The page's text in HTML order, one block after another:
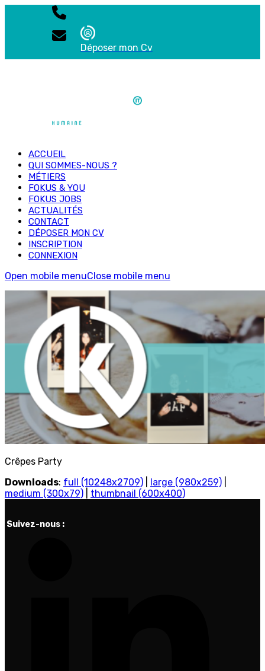
Déposer mon Cv
ACCUEIL
QUI SOMMES-NOUS ?
MÉTIERS
FOKUS & YOU
FOKUS JOBS
ACTUALITÉS
CONTACT
DÉPOSER MON CV
INSCRIPTION
CONNEXION
Open mobile menuClose mobile menu
Crêpes Party
Downloads: full (10248x2709) large (980x259)
medium (300x79)
thumbnail (600x400)
Suivez-nous :